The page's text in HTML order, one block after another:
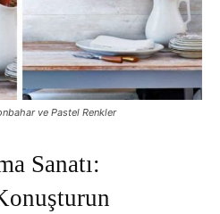
ve Pastel Renkler
Sanatı: